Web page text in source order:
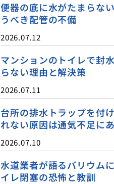
便器の底に水がたまらな
うべき配管の不備
2026.07.12
マンションのトイレで封
らない理由と解決策
2026.07.11
台所の排水トラップを付
れない原因は通気不足に
2026.07.10
水道業者が語るバリウム
イレ閉塞の恐怖と教訓